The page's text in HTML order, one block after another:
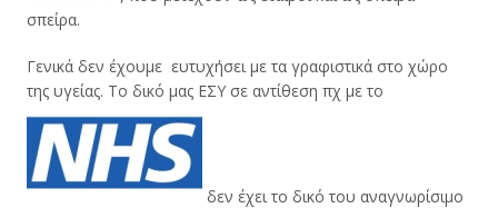
σπείρα.
Γενικά δεν έχουμε ευτυχήσει με τα γραφιστικά στο χώρο
της υγείας. Το δικό μας ΕΣΥ σε αντίθεση πχ με το
δεν έχει το δικό του αναγνωρίσιμο